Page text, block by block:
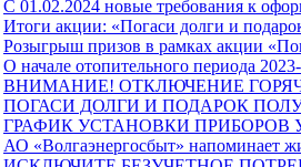
С 01.02.2024 новые требования к
Итоги акции: «Погаси долги и
Розыгрыш призов в рамках акции
О начале отопительного периода 2023-
ВНИМАНИЕ! ОТКЛЮЧЕНИЕ
ПОГАСИ ДОЛГИ И ПОДАРОК
ГРАФИК УСТАНОВКИ ПРИБОРОВ
АО «Волгаэнергосбыт» напоминает